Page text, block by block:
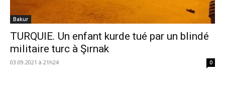
Bakur
TURQUIE. Un enfant kurde tué par un blindé
militaire turc à Şırnak
03.09.2021 à 21h24 0